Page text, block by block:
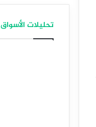
تحليلات الأسواق